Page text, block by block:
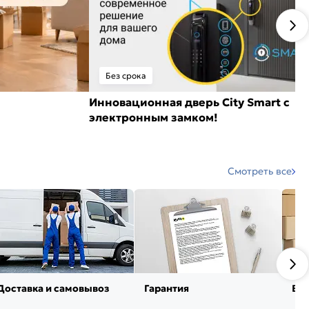
Без срока
Инновационная дверь City Smart с
электронным замком!
Смотреть все
и самовывоз Гарантия